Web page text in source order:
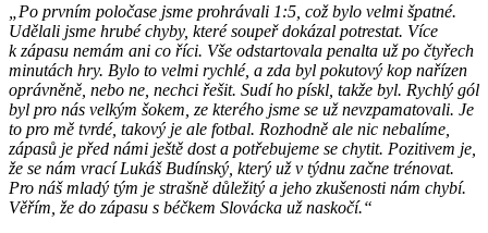
„Po prvním poločase jsme prohrávali 1:5, což bylo velmi špatné.
Udělali jsme hrubé chyby, které soupeř dokázal potrestat. Více
k zápasu nemám ani co říci. Vše odstartovala penalta už po čtyřech
minutách hry. Bylo to velmi rychlé, a zda byl pokutový kop nařízen
oprávněně, nebo ne, nechci řešit. Sudí ho pískl, takže byl. Rychlý gól
byl pro nás velkým šokem, ze kterého jsme se už nevzpamatovali. Je
to pro mě tvrdé, takový je ale fotbal. Rozhodně ale nic nebalíme,
zápasů je před námi ještě dost a potřebujeme se chytit. Pozitivem je,
že se nám vrací Lukáš Budínský, který už v týdnu začne trénovat.
Pro náš mladý tým je strašně důležitý a jeho zkušenosti nám chybí.
Věřím, že do zápasu s béčkem Slovácka už naskočí.“